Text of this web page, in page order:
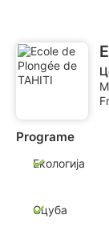
Programe
Екологија
Сцуба